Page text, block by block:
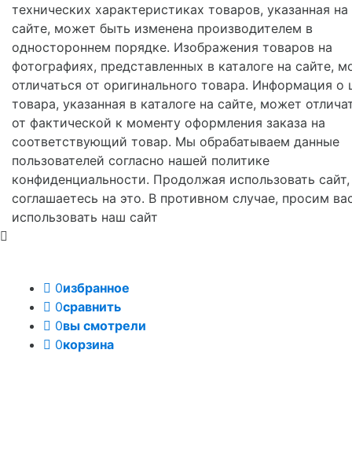
технических характеристиках товаров, указанная на
сайте, может быть изменена производителем в
одностороннем порядке. Изображения товаров на
фотографиях, представленных в каталоге на сайте,
отличаться от оригинального товара. Информация о
товара, указанная в каталоге на сайте, может
от фактической к моменту оформления заказа на
соответствующий товар. Мы обрабатываем данные
пользователей согласно нашей политике
конфиденциальности. Продолжая использовать
соглашаетесь на это. В противном случае, просим
использовать наш сайт
0избранное
0сравнить
0вы смотрели
0корзина